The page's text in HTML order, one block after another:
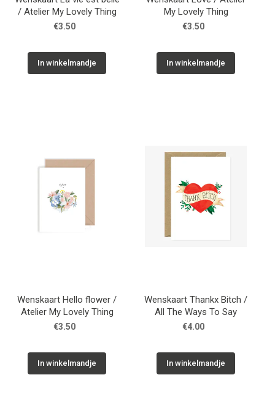
/ Atelier My Lovely Thing
€3.50
In winkelmandje
My Lovely Thing
€3.50
In winkelmandje
Wenskaart Hello flower /
Atelier My Lovely Thing
€3.50
In winkelmandje
Wenskaart Thankx Bitch /
All The Ways To Say
€4.00
In winkelmandje